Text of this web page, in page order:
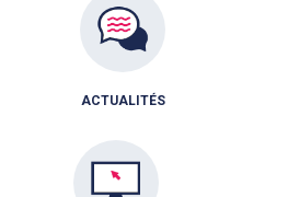
ACTUALITÉS